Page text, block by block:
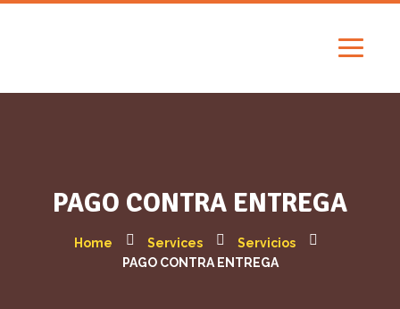
PAGO CONTRA ENTREGA
Home Services
Servicios
PAGO CONTRA ENTREGA